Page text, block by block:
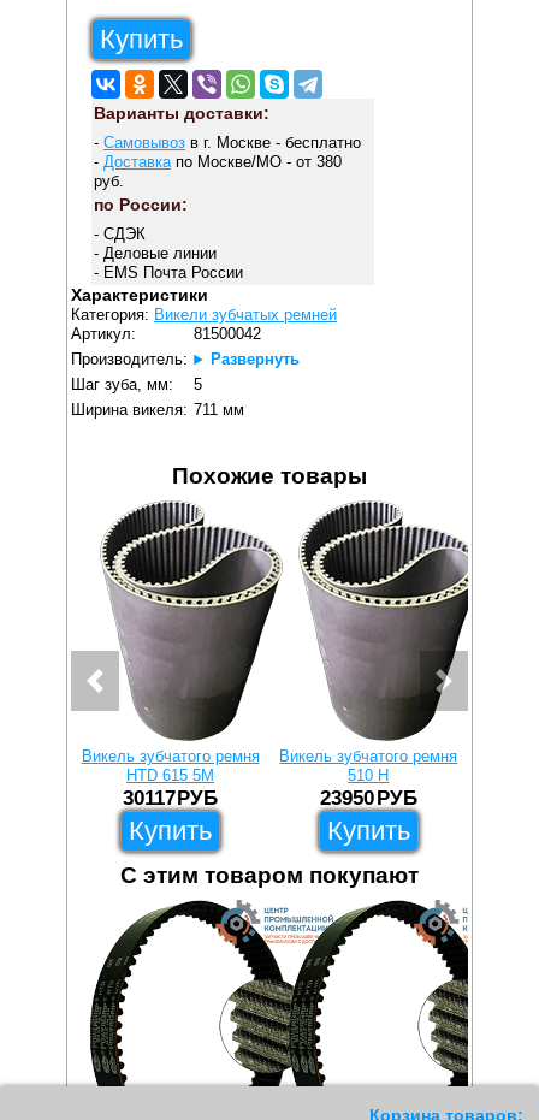
Корзина товаров:
Купить
Варианты доставки:
- Самовывозв г. Москве - бесплатно
- Доставкапо Москве/МО - от 380
руб.
по России:
- СДЭК
- Деловые линии
- EMS Почта России
Характеристики
Категория: Викели зубчатых ремней
Артикул:
81500042
Производитель:
Развернуть
Шаг зуба, мм:
5
Ширина викеля: 711 мм
Похожие товары
Викель зубчатого ремня
HTD 615 5M
30117РУБ
Купить
Викель зубчатого ремня
510 H
23950РУБ
Купить
С этим товаром покупают
1038